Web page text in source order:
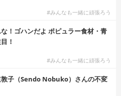
#みんなも一緒に頑張ろう
な！ゴハンだよ ポピュラー食材・青
！
#みんなも一緒に頑張ろう
敦子（Sendo Nobuko）さんの不変